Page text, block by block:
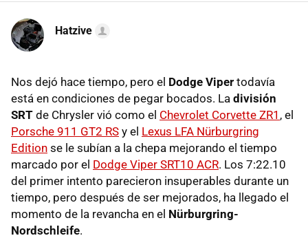
Hatzive
Nos dejó hace tiempo, pero el Dodge Viper todavía
está en condiciones de pegar bocados. La división
SRT de Chrysler vió como el Chevrolet Corvette ZR1 , el
Porsche 911 GT2 RS y el Lexus LFA Nürburgring
Edition se le subían a la chepa mejorando el tiempo
marcado por el Dodge Viper SRT10 ACR. Los 7:22.10
del primer intento parecieron insuperables durante un
tiempo, pero después de ser mejorados, ha llegado el
momento de la revancha en el Nürburgring-
Nordschleife.